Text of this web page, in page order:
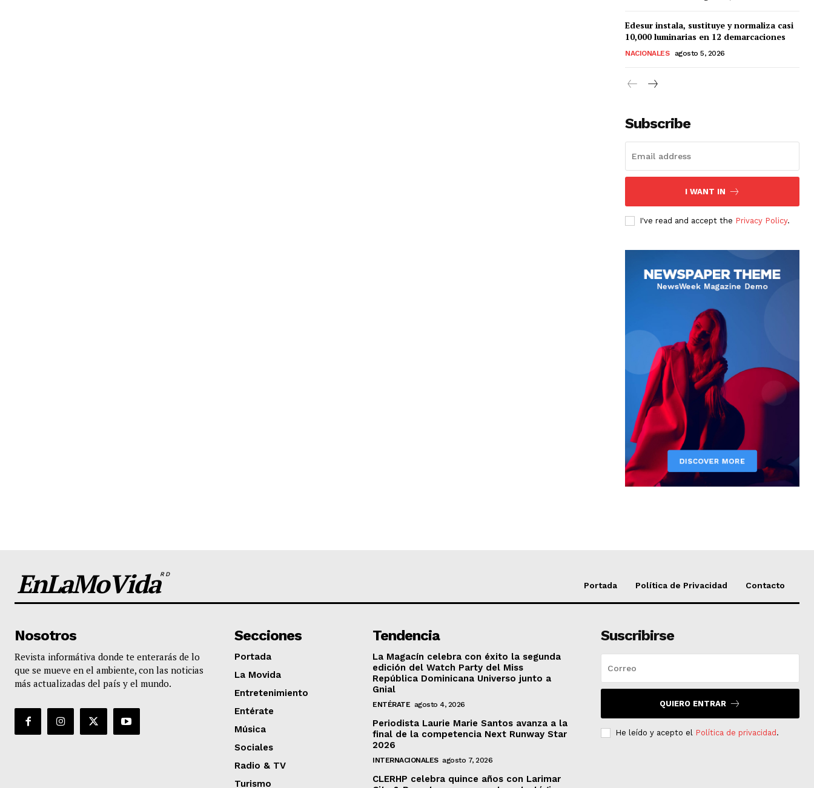
Edesur instala, sustituye y normaliza casi
10,000 luminarias en 12 demarcaciones
NACIONALES agosto 5, 2026
Subscribe
I WANT IN
I've read and accept the Privacy Policy.
EnLaMoVidaRD
Portada Política de Privacidad Contacto
Nosotros
Revista informátiva donde te enterarás de lo
que se mueve en el ambiente, con las noticias
más actualizadas del país y el mundo.
Secciones
Portada
La Movida
Entretenimiento
Entérate
Música
Sociales
Radio & TV
Turismo
Tendencia
La Magacín celebra con éxito la segunda
edición del Watch Party del Miss
República Dominicana Universo junto a
Gnial
ENTÉRATE agosto 4, 2026
Periodista Laurie Marie Santos avanza a la
final de la competencia Next Runway Star
2026
INTERNACIONALES agosto 7, 2026
CLERHP celebra quince años con Larimar
Suscribirse
QUIERO ENTRAR
He leído y acepto el Política de privacidad .